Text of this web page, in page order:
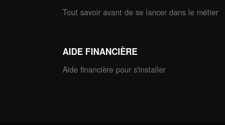
Tout savoir avant de se lancer dans le métier
AIDE FINANCIÈRE
Aide financière pour s'installer